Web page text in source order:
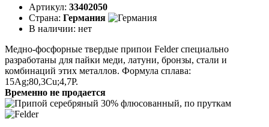
Артикул: 33402050
Страна: Германия
В наличии: нет
Медно-фосфорные твердые припои Felder специально
разработаны для пайки меди, латуни, бронзы, стали и
комбинаций этих металлов. Формула сплава:
15Ag;80,3Cu;4,7P.
Временно не продается